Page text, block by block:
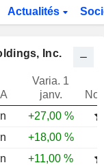
Actualités
Inc.
Varia. 1
janv.
+27,00 %
+18,00 %
+11,00 %